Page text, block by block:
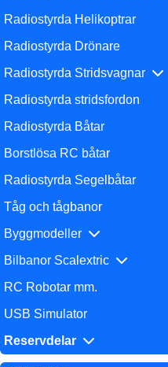
Radiostyrda Helikoptrar
Radiostyrda Drönare
Radiostyrda Stridsvagnar
Radiostyrda stridsfordon
Radiostyrda Båtar
Borstlösa RC båtar
Radiostyrda Segelbåtar
Tåg och tågbanor
Byggmodeller
Bilbanor Scalextric
RC Robotar mm.
USB Simulator
Reservdelar